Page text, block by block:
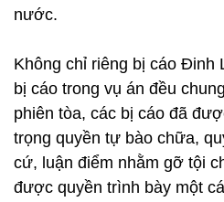
nước.
Không chỉ riêng bị cáo Đinh
bị cáo trong vụ án đều
phiên tòa, các bị cáo đã
trọng quyền tự bào chữa,
cứ, luận điểm nhằm gỡ tội
được quyền trình bày một